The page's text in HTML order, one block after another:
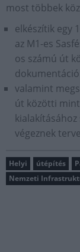
most többek
elkészítik egy
az M1-es
os számú út
valamint
út közötti
végeznek
Helyi útépítés
Nemzeti